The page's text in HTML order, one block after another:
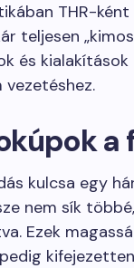
THR-
teljesen
és
a
kulcsa egy
nem sík
Ezek